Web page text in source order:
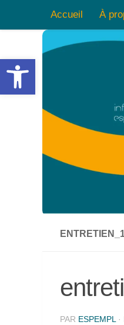
Ouvrir la barre d’outils
Skip to content
Accueil À
PAR ESPEMPL